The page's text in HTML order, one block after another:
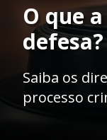
O que
defesa?
Saiba os
processo